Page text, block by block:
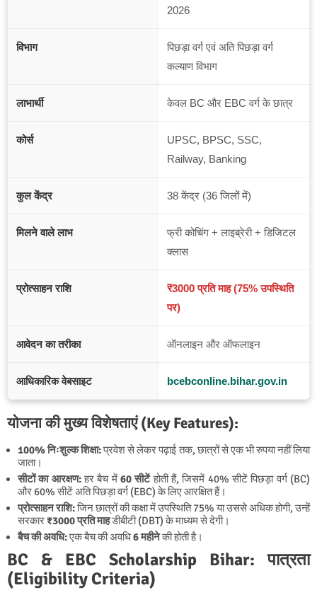
2026
विभाग
पिछड़ा वर्ग एवं अति पिछड़ा वर्ग
कल्याण विभाग
लाभार्थी केवल BC और EBC वर्ग के छात्र
कोर्स
UPSC, BPSC, SSC,
Railway, Banking
कुल केंद्र 38 केंद्र (36 जिलों में)
मिलने वाले लाभ
फ्री कोचिंग + लाइब्रेरी + डिजिटल
क्लास
प्रोत्साहन राशि
₹3000 प्रति माह (75% उपस्थिति
पर)
आवेदन का तरीका ऑनलाइन और ऑफलाइन
आधिकारिक वेबसाइट bcebconline.bihar.gov.in
योजना की मुख्य विशेषताएं (Key Features):
100% निःशुल्क शिक्षा:प्रवेश से लेकर पढ़ाई तक, छात्रों से एक भी रुपया नहीं लिया
जाता।
सीटों का आरक्षण:हर बैच में60 सीटेंहोती हैं, जिसमें 40% सीटें पिछड़ा वर्ग (BC)
और 60% सीटें अति पिछड़ा वर्ग (EBC) के लिए आरक्षित हैं।
प्रोत्साहन राशि:जिन छात्रों की कक्षा में उपस्थिति 75% या उससे अधिक होगी, उन्हें
सरकार₹3000 प्रति माहडीबीटी (DBT) के माध्यम से देगी।
बैच की अवधि:एक बैच की अवधि6 महीनेकी होती है।
BC & EBC Scholarship Bihar: पात्रता
(Eligibility Criteria)